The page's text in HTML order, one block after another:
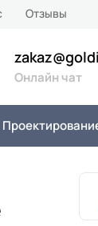
Отзывы
Онлайн чат